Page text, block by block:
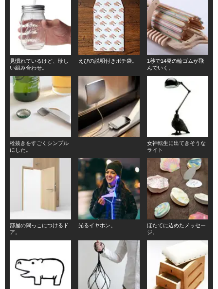
見慣れているけど、珍し
い組み合わせ。
えびの説明付きポチ袋。
1秒で14発の輪ゴムが飛
んでいく。
栓抜きをすごくシンプル
にした。
女神転生に出てきそうな
ライト
部屋の隅っこにつけるド
ア。
光るイヤホン。
ほたてに込めたメッセー
ジ。